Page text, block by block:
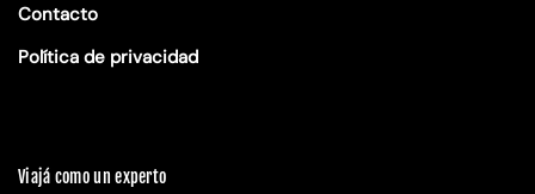
Contacto
Política de privacidad
Viajá como un experto